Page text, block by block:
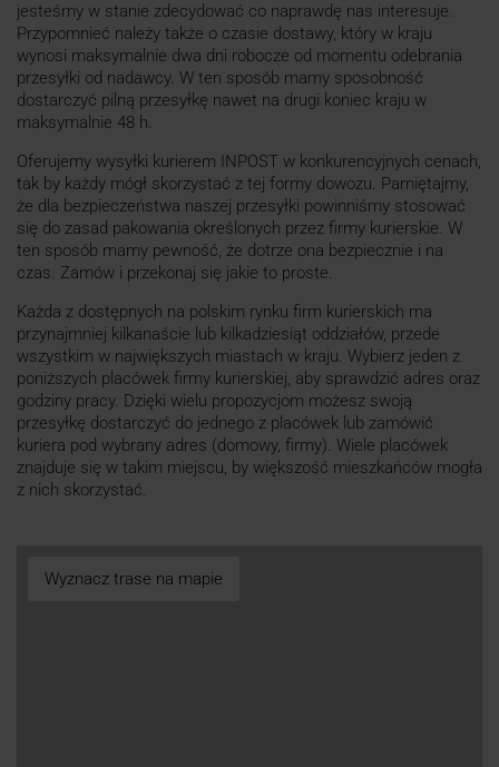
jesteśmy w stanie zdecydować co naprawdę nas interesuje.
Przypomnieć należy także o czasie dostawy, który w kraju
wynosi maksymalnie dwa dni robocze od momentu odebrania
przesyłki od nadawcy. W ten sposób mamy sposobność
dostarczyć pilną przesyłkę nawet na drugi koniec kraju w
maksymalnie 48 h.
Oferujemy wysyłki kurierem INPOST w konkurencyjnych cenach,
tak by każdy mógł skorzystać z tej formy dowozu. Pamiętajmy,
że dla bezpieczeństwa naszej przesyłki powinniśmy stosować
się do zasad pakowania określonych przez firmy kurierskie. W
ten sposób mamy pewność, że dotrze ona bezpiecznie i na
czas. Zamów i przekonaj się jakie to proste.
Każda z dostępnych na polskim rynku firm kurierskich ma
przynajmniej kilkanaście lub kilkadziesiąt oddziałów, przede
wszystkim w największych miastach w kraju. Wybierz jeden z
poniższych placówek firmy kurierskiej, aby sprawdzić adres oraz
godziny pracy. Dzięki wielu propozycjom możesz swoją
przesyłkę dostarczyć do jednego z placówek lub zamówić
kuriera pod wybrany adres (domowy, firmy). Wiele placówek
znajduje się w takim miejscu, by większość mieszkańców mogła
z nich skorzystać.
Wyznacz trase na mapie